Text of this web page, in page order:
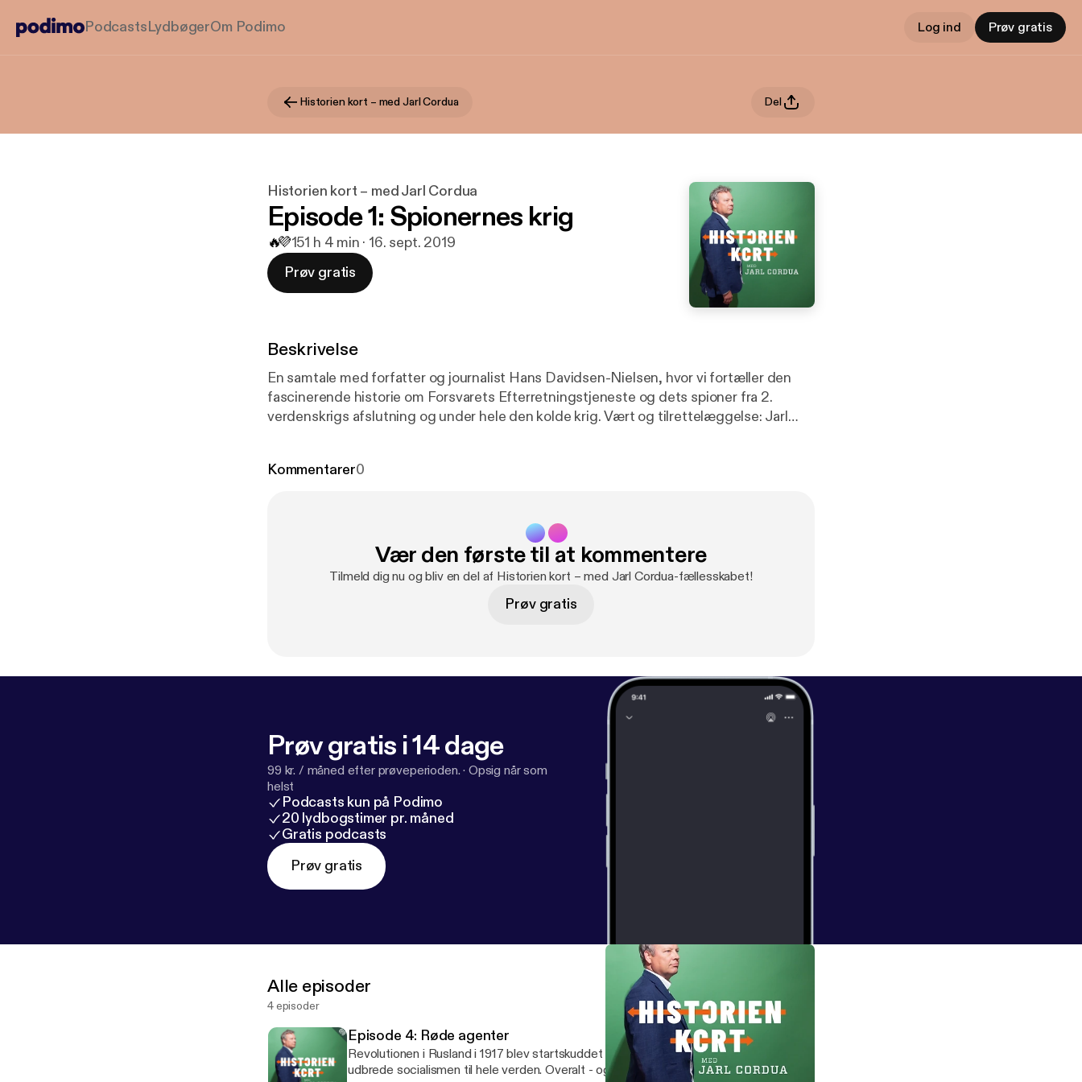
PodcastsLydbøgerOm Podimo Log ind Prøv gratis
Historien kort – med Jarl Cordua Del
Historien kort – med Jarl Cordua
Episode 1: Spionernes krig
🔥💜151 h 4 min · 16. sept. 2019
Prøv gratis
Beskrivelse
En samtale med forfatter og journalist Hans Davidsen-Nielsen, hvor vi fortæller den
fascinerende historie om Forsvarets Efterretningstjeneste og dets spioner fra 2.
verdenskrigs afslutning og under hele den kolde krig. Vært og tilrettelæggelse: Jarl
Kommentarer0
Vær den første til at kommentere
Tilmeld dig nu og bliv en del af Historien kort – med Jarl Cordua-fællesskabet!
Prøv gratis
Prøv gratis i 14 dage
99 kr. / måned efter prøveperioden. · Opsig når som
helst
Podcasts kun på Podimo
20 lydbogstimer pr. måned
Gratis podcasts
Prøv gratis
Alle episoder
4 episoder
Episode 4: Røde agenter
Revolutionen i Rusland i 1917 blev startskuddet til en international politisk kamp for at
udbrede socialismen til hele verden. Overalt - også i Danmark - meldte folk sig fra alle